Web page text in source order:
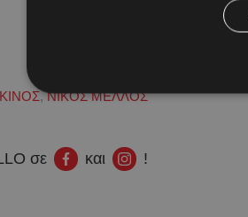
,ΝΙΚΟΣ ΜΕΛΛΟΣ
σε και !